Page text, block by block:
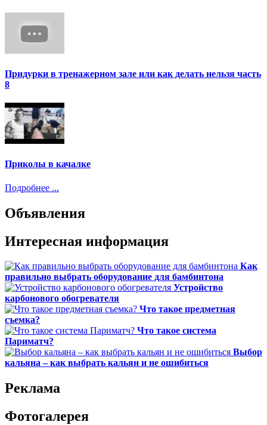
Придурки в тренажерном зале или как делать нельзя часть
8
Приколы в качалке
Подробнее ...
Объявления
Интересная информация
Как
правильно выбрать оборудование для бамбинтона
Устройство
карбонового обогревателя
Что такое предметная
съемка?
Что такое система
Париматч?
Выбор
кальяна – как выбрать кальян и не ошибиться
Реклама
Фотогалерея